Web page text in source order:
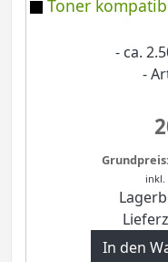
Toner
- ca.
-
inkl.